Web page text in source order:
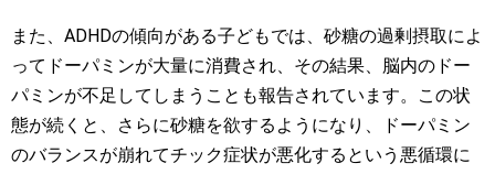
また、ADHDの傾向がある子どもでは、砂糖の過剰摂取によ
ってドーパミンが大量に消費され、その結果、脳内のドー
パミンが不足してしまうことも報告されています。この状
態が続くと、さらに砂糖を欲するようになり、ドーパミン
のバランスが崩れてチック症状が悪化するという悪循環に